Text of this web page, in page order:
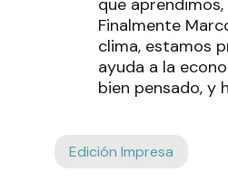
que
Finalmente
clima, estamos
ayuda a la
bien pensado, y
Edición Impresa